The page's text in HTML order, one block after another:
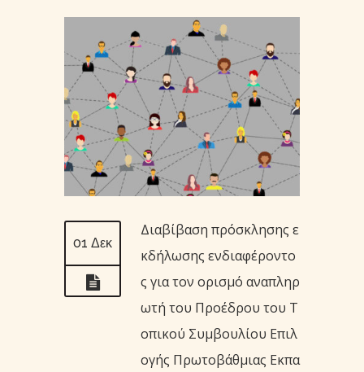
01 Δεκ
Διαβίβαση πρόσκλησης ε
κδήλωσης ενδιαφέροντο
ς για τον ορισμό αναπληρ
ωτή του Προέδρου του Τ
οπικού Συμβουλίου Επιλ
ογής Πρωτοβάθμιας Εκπα